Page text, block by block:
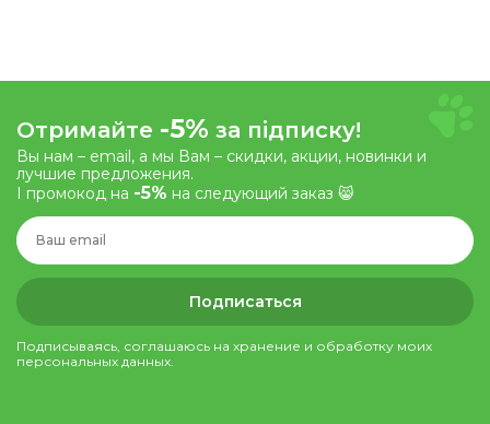
Отримайте -5% за підписку!
Вы нам – email, а мы Вам – скидки, акции, новинки и
лучшие предложения.
І промокод на -5% на следующий заказ 😸
Подписаться
Подписываясь, соглашаюсь на хранение и обработку моих
персональных данных.